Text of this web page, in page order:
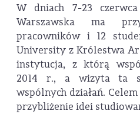
W dniach 7-23
Warszawska ma
pracowników i 12
University z Królestwa
instytucja, z którą
2014 r., a wizyta ta
wspólnych działań.
przybliżenie idei